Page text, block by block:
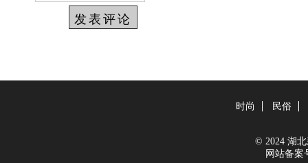
时尚 民俗
© 2024 湖北
网站备案